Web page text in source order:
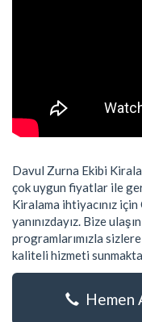
Davul Zurna Ekibi
çok uygun fiyatlar ile
Kiralama ihtiyacınız
yanınızdayız. Bize
programlarımızla
kaliteli hizmeti
Hemen